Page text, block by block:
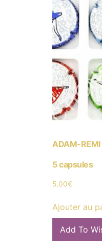
ADAM-REMI
5 capsules
5,00€
Ajouter au
Add To